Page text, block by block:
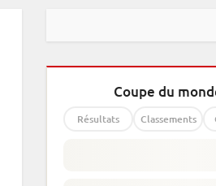
Coupe du
Résultats Classements